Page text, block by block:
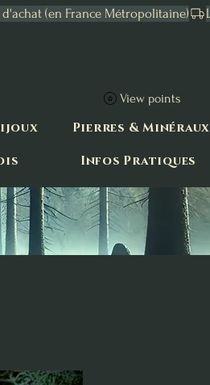
Pierres & Minéraux
Infos Pratiques
View points